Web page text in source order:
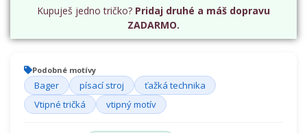
Kupuješ jedno tričko? Pridaj druhé a máš dopravu
ZADARMO.
Podobné motívy
Bager písací stroj
ťažká technika
Vtipné tričká
vtipný motív